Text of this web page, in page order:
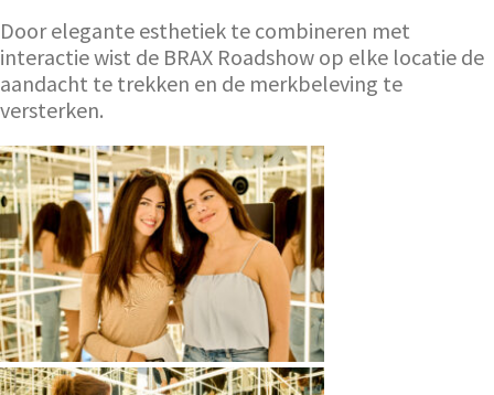
Door elegante esthetiek te combineren met
interactie wist de BRAX Roadshow op elke locatie de
aandacht te trekken en de merkbeleving te
versterken.